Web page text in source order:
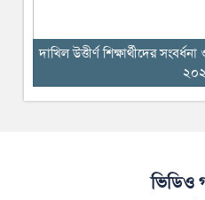
দাখিল উত্তীর্ণ শিক্ষার্থীদের
ভিডিও